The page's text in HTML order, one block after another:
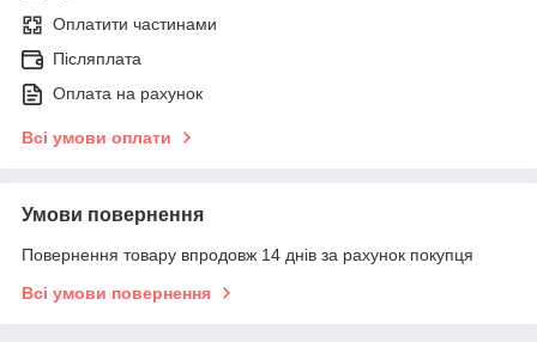
Оплатити частинами
Післяплата
Оплата на рахунок
Всі умови оплати
Умови повернення
Повернення товару впродовж 14 днів за рахунок покупця
Всі умови повернення